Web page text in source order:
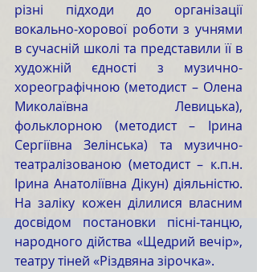
різні підходи до організації
вокально-хорової роботи з учнями
в сучасній школі та представили її в
художній єдності з музично-
хореографічною (методист – Олена
Миколаївна Левицька),
фольклорною (методист – Ірина
Сергіївна Зелінська) та музично-
театралізованою (методист – к.п.н.
Ірина Анатоліївна Дікун) діяльністю.
На заліку кожен ділилися власним
досвідом постановки пісні-танцю,
народного дійства «Щедрий вечір»,
театру тіней «Різдвяна зірочка».